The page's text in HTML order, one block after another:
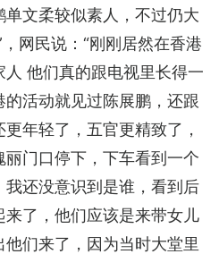
文柔较似素人，不过仍大
网民说：“刚刚居然在香港
他们真的跟电视里长得一
活动就见过陈展鹏，还跟
年轻了，五官更精致了，
门口停下，下车看到一个
还没意识到是谁，看到后
了，他们应该是来带女儿
们来了，因为当时大堂里